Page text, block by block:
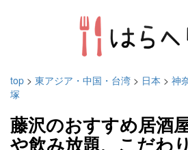
top > 東アジア・中国・台湾 > 日本 > 神
塚
藤沢のおすすめ居酒
や飲み放題、こだわ